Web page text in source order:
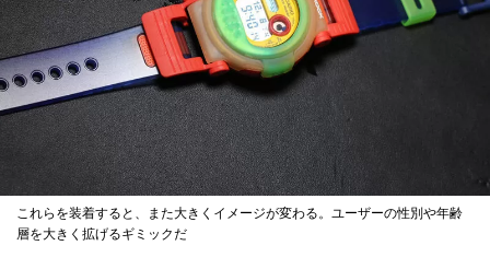
これらを装着すると、また大きくイメージが変わる。ユーザーの性別や年齢
層を大きく拡げるギミックだ